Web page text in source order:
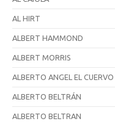
AL HIRT
ALBERT HAMMOND
ALBERT MORRIS
ALBERTO ANGEL EL CUERVO
ALBERTO BELTRÁN
ALBERTO BELTRAN